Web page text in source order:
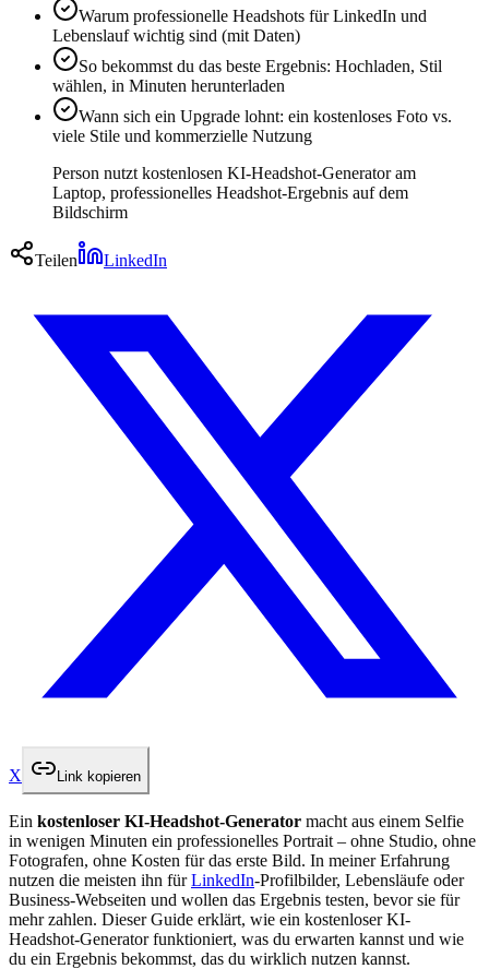
Warum professionelle Headshots für LinkedIn und
Lebenslauf wichtig sind (mit Daten)
So bekommst du das beste Ergebnis: Hochladen, Stil
wählen, in Minuten herunterladen
Wann sich ein Upgrade lohnt: ein kostenloses Foto vs.
viele Stile und kommerzielle Nutzung
Person nutzt kostenlosen KI-Headshot-Generator am
Laptop, professionelles Headshot-Ergebnis auf dem
Bildschirm
Teilen LinkedIn
X Link kopieren
Ein kostenloser KI-Headshot-Generator macht aus einem Selfie
in wenigen Minuten ein professionelles Portrait – ohne Studio, ohne
Fotografen, ohne Kosten für das erste Bild. In meiner Erfahrung
nutzen die meisten ihn fürLinkedIn-Profilbilder, Lebensläufe oder
Business-Webseiten und wollen das Ergebnis testen, bevor sie für
mehr zahlen. Dieser Guide erklärt, wie ein kostenloser KI-
Headshot-Generator funktioniert, was du erwarten kannst und wie
du ein Ergebnis bekommst, das du wirklich nutzen kannst.